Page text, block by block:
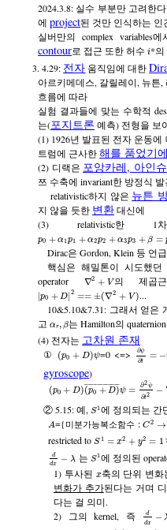
2024.3.8: 실수 부분만 고려한
에 project된 것만 인식하는 인
실버만의 complex variables
contour로 접근 또한 허수 i*의
3. 4.29: 전자 움직임에 대한
아르키메데스, 갈릴레이, 뉴튼
흐름에 따라
실험 결과들에 맞는 수학적
는(포지트론 예측) 전형을 보
(1) 1926년 발표된 전자 운동에
트럼에 근사한해를 품었기에
(2) 디랙은 포앙카레, 아인
쯔 수축에 invariant한 방정식
relativistic하지 않은 뉴튼
지 않을 듯한 변환대신에
(3) relativistic한 1
p0 + α1p1 + α2p2 + α3p3 + β =
Dirac은 Gordon, Klein 등 언
핵심은 해밀톤이 시도했던
operator
∇2 + V의 제곱
|p0 + D| 2 == ±(∇2 + V)...
10&5.10&7.31: 그래서 얻은
고 αr,β는 Hamilton의
(4) 전자는 고차원 존재
① (p0 + D)ψ=0 <=> ∂ψ
∂t
= −
gyroscope)
(p0 + D)(p0 + D)
¯ ¯
¯¯¯¯¯¯¯¯¯¯¯¯¯¯¯¯¯
ψ = ∂2ψ
∂t2 −
② 5.15: 예, S1에 정의되는 간
A={ 미분가능복소함수 : C2 →
restricted to S1 = x2 + y2 = 1
d
dx
− λ 는 S1에 정의된
1) 투사된 x축의 단위 변화
변화가 추가된다는 거며
다는 걸 의미.
2) 그의 kernel, 즉
d
dx
−